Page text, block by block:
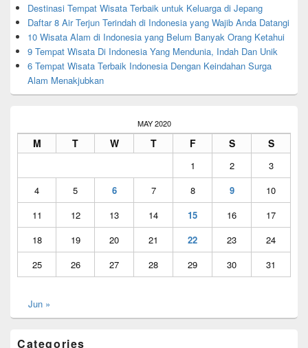
Destinasi Tempat Wisata Terbaik untuk Keluarga di Jepang
Daftar 8 Air Terjun Terindah di Indonesia yang Wajib Anda Datangi
10 Wisata Alam di Indonesia yang Belum Banyak Orang Ketahui
9 Tempat Wisata Di Indonesia Yang Mendunia, Indah Dan Unik
6 Tempat Wisata Terbaik Indonesia Dengan Keindahan Surga
Alam Menakjubkan
MAY 2020
M T W T F S S
1 2
3
4
5 6 7 8 9
10
11
12 13 14 15 16
17
18
19 20 21 22 23
24
25
26 27 28 29 30 31
Jun »
Categories